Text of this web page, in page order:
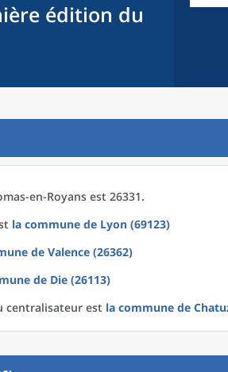
édition du
en-Royans est 26331.
la commune de Lyon (69123)
de Valence (26362)
de Die (26113)
centralisateur est la commune de